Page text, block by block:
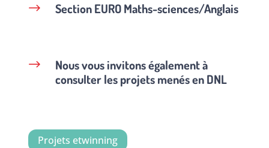
$ Section EURO Maths-sciences/Anglais
$
Nous vous invitons également à
consulter les projets menés en DNL
Projets etwinning